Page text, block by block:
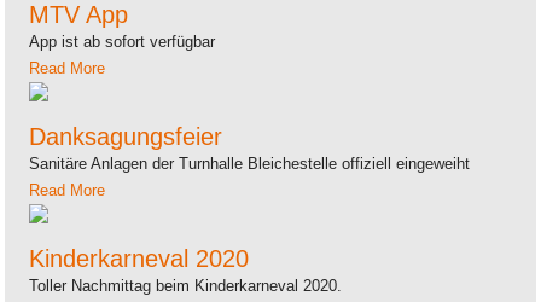
MTV App
App ist ab sofort verfügbar
Read More
Danksagungsfeier
Sanitäre Anlagen der Turnhalle Bleichestelle offiziell eingeweiht
Read More
Kinderkarneval 2020
Toller Nachmittag beim Kinderkarneval 2020.